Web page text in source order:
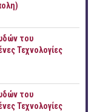
του
Τεχνολογίες
του
Τεχνολογίες